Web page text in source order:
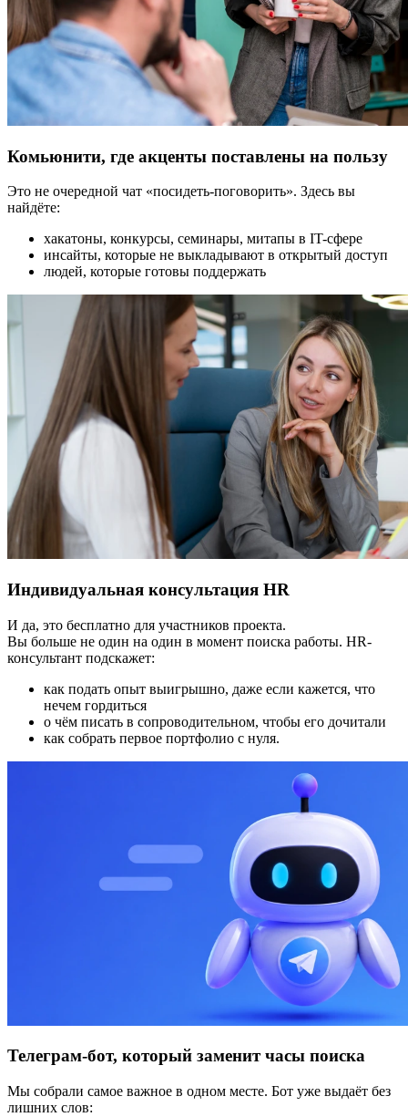
Комьюнити, где акценты поставлены на пользу
Это не очередной чат «посидеть-поговорить». Здесь вы
найдёте:
хакатоны, конкурсы, семинары, митапы в IT-сфере
инсайты, которые не выкладывают в открытый доступ
людей, которые готовы поддержать
Индивидуальная консультация HR
И да, это бесплатно для участников проекта.
Вы больше не один на один в момент поиска работы. HR-
консультант подскажет:
как подать опыт выигрышно, даже если кажется, что
нечем гордиться
о чём писать в сопроводительном, чтобы его дочитали
как собрать первое портфолио с нуля.
Телеграм-бот, который заменит часы поиска
Мы собрали самое важное в одном месте. Бот уже выдаёт без
лишних слов: